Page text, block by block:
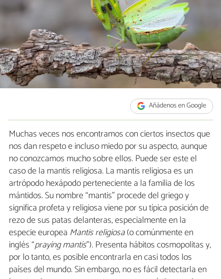
Añádenos en Google
Muchas veces nos encontramos con ciertos insectos que
nos dan respeto e incluso miedo por su aspecto, aunque
no conozcamos mucho sobre ellos. Puede ser este el
caso de la mantis religiosa. La mantis religiosa es un
artrópodo hexápodo perteneciente a la familia de los
mántidos. Su nombre “mantis” procede del griego y
significa profeta y religiosa viene por su típica posición de
rezo de sus patas delanteras, especialmente en la
especie europea Mantis religiosa(o comúnmente en
inglés “praying mantis”). Presenta hábitos cosmopolitas y,
por lo tanto, es posible encontrarla en casi todos los
países del mundo. Sin embargo, no es fácil detectarla en